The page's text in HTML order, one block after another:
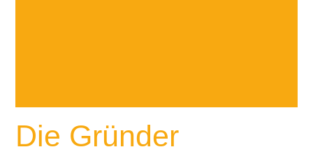
Die Gründer